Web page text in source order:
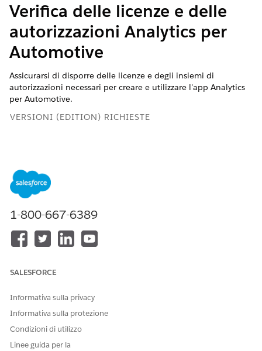
Verifica delle licenze e delle
autorizzazioni Analytics per
Automotive
Assicurarsi di disporre delle licenze e degli insiemi di
autorizzazioni necessari per creare e utilizzare l'app Analytics
per Automotive.
VERSIONI (EDITION) RICHIESTE
NOTAAnalytics per Automotive è disponibile come parte
o CRM Analytics per Automotive. Automotive Cloud
Intelligence è una serie di funzioni e caratteristiche che
sfruttano l'intelligenza artificiale e CRM Analytics per
l'inventario dei veicoli e le prestazioni dei concessionari) in
più rapide e informate.
LICENZE NECESSARIE E INSIEMI DI AUTORIZZAZIONI
1-800-667-6389
SALESFORCE
Informativa sulla privacy
Informativa sulla protezione
Condizioni di utilizzo
Linee guida per la